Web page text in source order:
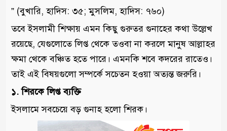
” (বুখারি, হাদিস: ৩৫; মুসলিম, হাদিস: ৭৬০)
তবে ইসলামী শিক্ষায় এমন কিছু গুরুতর গুনাহের কথা উল্লেখ
রয়েছে, যেগুলোতে লিপ্ত থেকে তওবা না করলে মানুষ আল্লাহর
ক্ষমা থেকে বঞ্চিত হতে পারে। এমনকি শবে কদরের রাতেও।
তাই এই বিষয়গুলো সম্পর্কে সচেতন হওয়া অত্যন্ত জরুরি।
১. শিরকে লিপ্ত ব্যক্তি
ইসলামে সবচেয়ে বড় গুনাহ হলো শিরক।